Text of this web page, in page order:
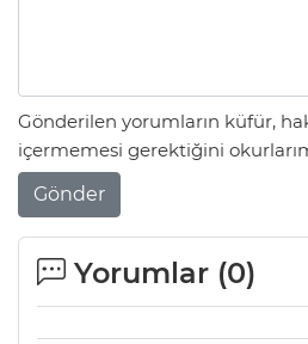
Gönderilen yorumların küfür,
içermemesi gerektiğini
Gönder
Yorumlar (0)